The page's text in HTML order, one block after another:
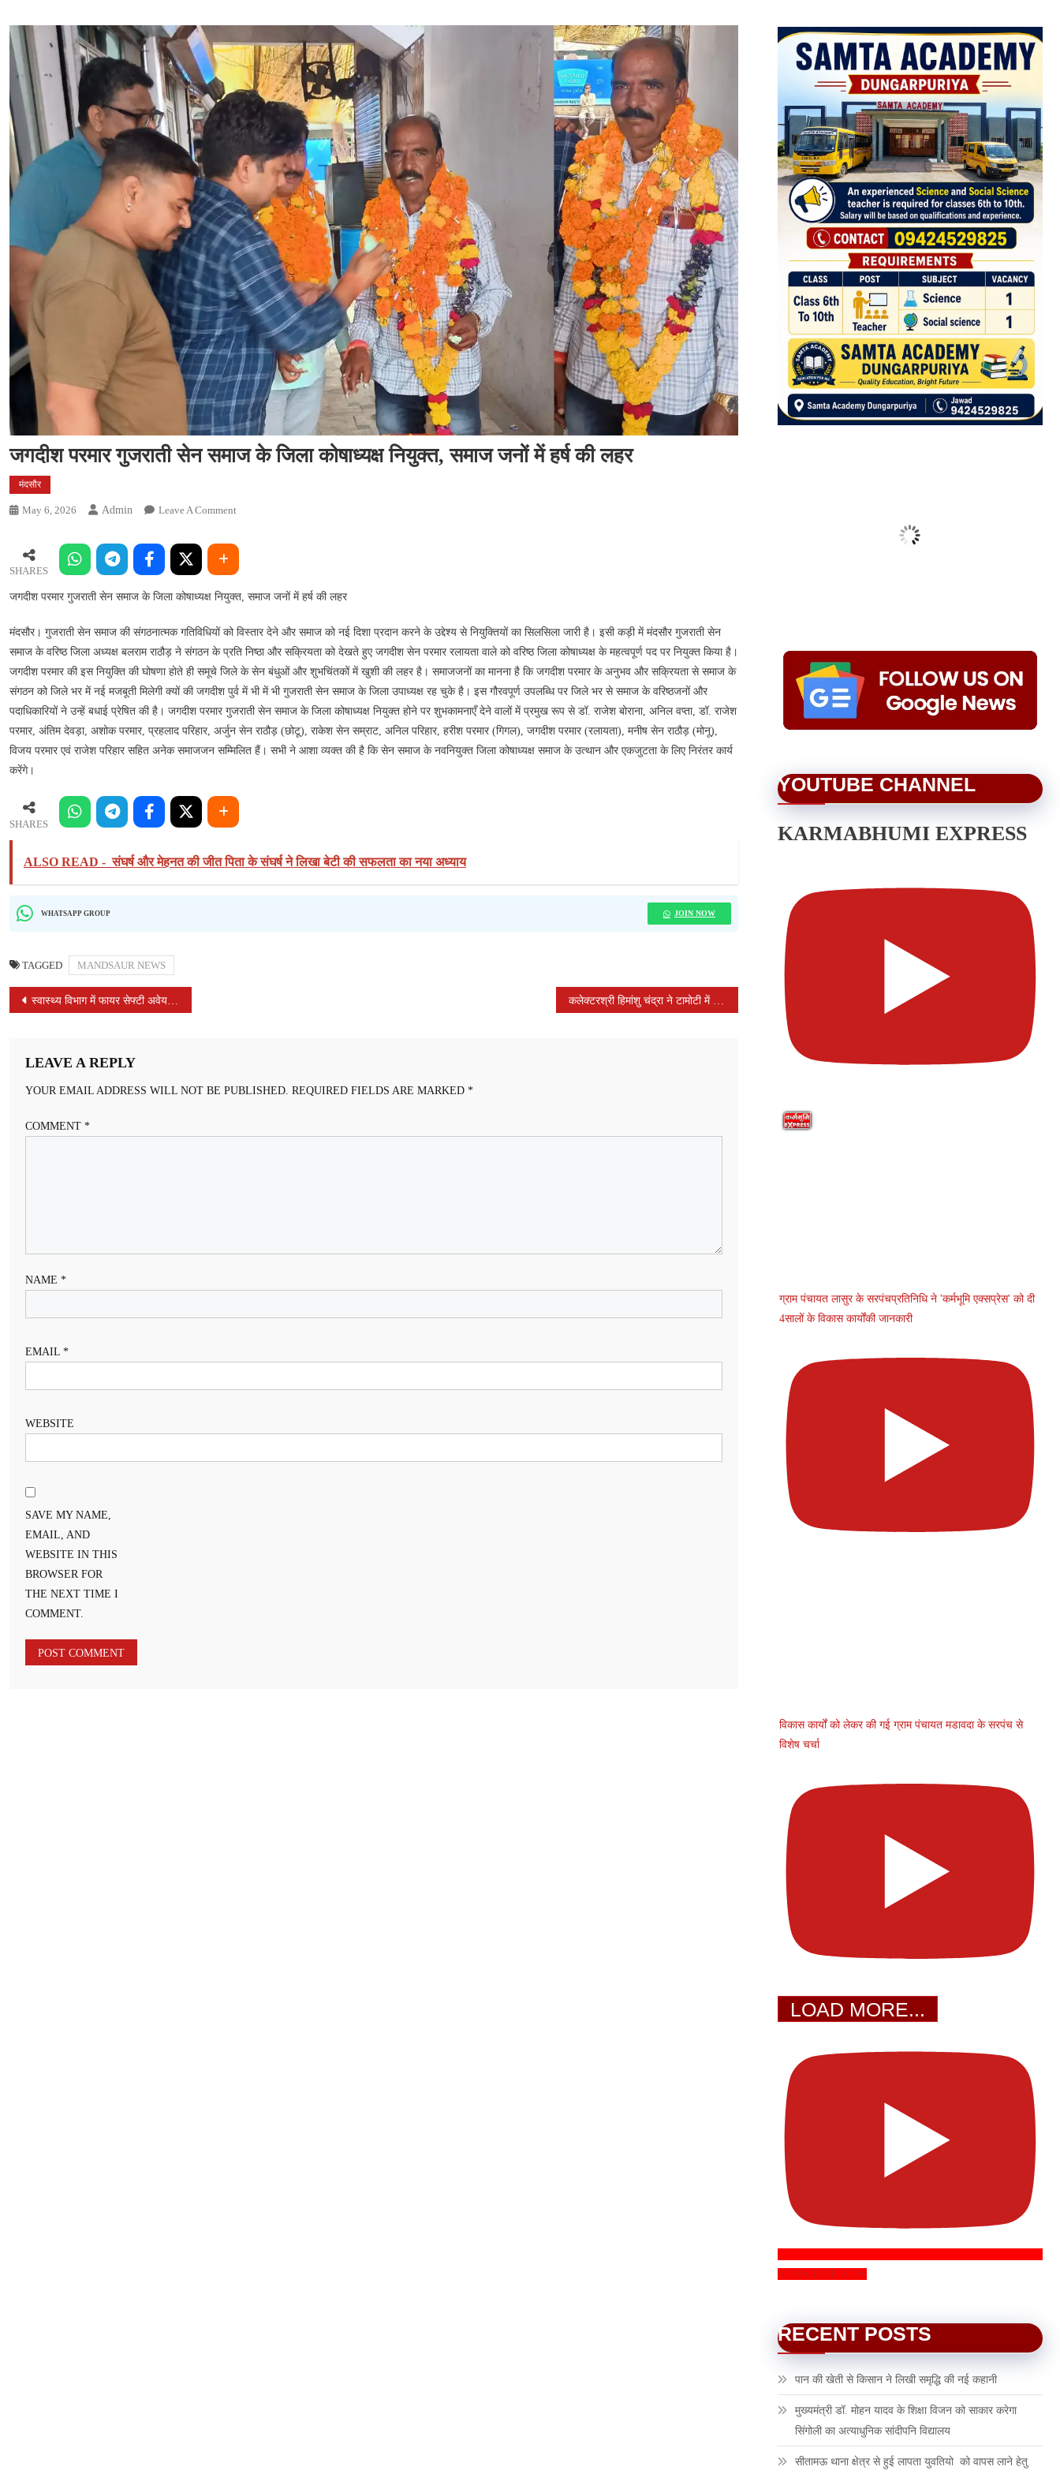
जगदीश परमार गुजराती सेन समाज के जिला कोषाध्यक्ष नियुक्त, समाज जनों में हर्ष की लहर
मंदसौर
May 6, 2026 Admin Leave A CommentOn
परमार
समाज
जिला
कोषाध्यक्ष
नियुक्त,
समाज
जनों
में
हर्ष
SHARES
जगदीश परमार गुजराती सेन समाज के जिला कोषाध्यक्ष नियुक्त, समाज जनों में हर्ष की लहर
मंदसौर। गुजराती सेन समाज की संगठनात्मक गतिविधियों को विस्तार देने और समाज को नई दिशा प्रदान करने के उद्देश्य से नियुक्तियों का सिलसिला जारी है। इसी कड़ी में मंदसौर गुजराती सेन
समाज के वरिष्ठ जिला अध्यक्ष बलराम राठौड़ ने संगठन के प्रति निष्ठा और सक्रियता को देखते हुए जगदीश सेन परमार रलायता वाले को वरिष्ठ जिला कोषाध्यक्ष के महत्वपूर्ण पद पर नियुक्त किया है।
जगदीश परमार की इस नियुक्ति की घोषणा होते ही समूचे जिले के सेन बंधुओं और शुभचिंतकों में खुशी की लहर है। समाजजनों का मानना है कि जगदीश परमार के अनुभव और सक्रियता से समाज के
संगठन को जिले भर में नई मजबूती मिलेगी क्यों की जगदीश पुर्व में भी में भी गुजराती सेन समाज के जिला उपाध्यक्ष रह चुके है। इस गौरवपूर्ण उपलब्धि पर जिले भर से समाज के वरिष्ठजनों और
पदाधिकारियों ने उन्हें बधाई प्रेषित की है। जगदीश परमार गुजराती सेन समाज के जिला कोषाध्यक्ष नियुक्त होने पर शुभकामनाएँ देने वालों में प्रमुख रूप से डॉ. राजेश बोराना, अनिल वप्ता, डॉ. राजेश
परमार, अंतिम देवड़ा, अशोक परमार, प्रहलाद परिहार, अर्जुन सेन राठौड़ (छोटू), राकेश सेन सम्राट, अनिल परिहार, हरीश परमार (गिगल), जगदीश परमार (रलायता), मनीष सेन राठौड़ (मोनू),
विजय परमार एवं राजेश परिहार सहित अनेक समाजजन सम्मिलित हैं। सभी ने आशा व्यक्त की है कि सेन समाज के नवनियुक्त जिला कोषाध्यक्ष समाज के उत्थान और एकजुटता के लिए निरंतर कार्य
करेंगे।
SHARES
ALSO READ - संघर्ष और मेहनत की जीत पिता के संघर्ष ने लिखा बेटी की सफलता का नया अध्याय
WHATSAPP GROUP JOIN NOW
TAGGED MANDSAUR NEWS
POST
स्वास्थ्य विभाग में फायर सेफ्टी अवेयरनेस वीक का हुआ शुभारंभ
LEAVE A REPLY
YOUR EMAIL ADDRESS WILL NOT BE PUBLISHED. REQUIRED FIELDS ARE MARKED *
COMMENT *
NAME *
EMAIL *
WEBSITE
SAVE MY NAME,
EMAIL, AND
WEBSITE IN THIS
BROWSER FOR
THE NEXT TIME I
COMMENT.
YOUTUBE CHANNEL
KARMABHUMI EXPRESS
ग्राम पंचायत लासुर के सरपंचप्रतिनिधि ने 'कर्मभूमि एक्सप्रेस' को दी
4सालों के विकास कार्योंकी जानकारी
विकास कार्यों को लेकर की गई ग्राम पंचायत मडावदा के सरपंच से
विशेष चर्चा
LOAD MORE...
SUBSCRIBE NOW
RECENT POSTS
पान की खेती से किसान ने लिखी समृद्धि की नई कहानी
मुख्यमंत्री डॉ. मोहन यादव के शिक्षा विजन को साकार करेगा
सिंगोली का अत्याधुनिक सांदीपनि विद्यालय
सीतामऊ थाना क्षेत्र से हुई लापता युवतियो को वापस लाने हेतु